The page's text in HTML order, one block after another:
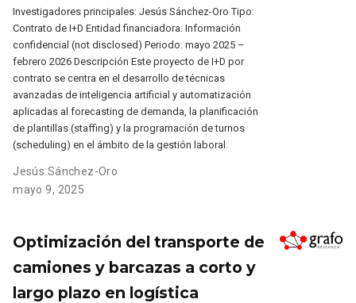
Investigadores principales: Jesús Sánchez-Oro Tipo:
Contrato de I+D Entidad financiadora: Información
confidencial (not disclosed) Periodo: mayo 2025 –
febrero 2026 Descripción Este proyecto de I+D por
contrato se centra en el desarrollo de técnicas
avanzadas de inteligencia artificial y automatización
aplicadas al forecasting de demanda, la planificación
de plantillas (staffing) y la programación de turnos
(scheduling) en el ámbito de la gestión laboral.
Jesús Sánchez-Oro
mayo 9, 2025
Optimización del transporte de
camiones y barcazas a corto y
largo plazo en logística